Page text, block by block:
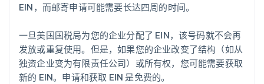
EIN，而邮寄申请可能需要长达四周的时间。
一旦美国国税局为您的企业分配了 EIN，该号码就不会再
发放或重复使用。但是，如果您的企业改变了结构（如从
独资企业变为有限责任公司）或所有权，您可能需要获取
新的 EIN。申请和获取 EIN 是免费的。